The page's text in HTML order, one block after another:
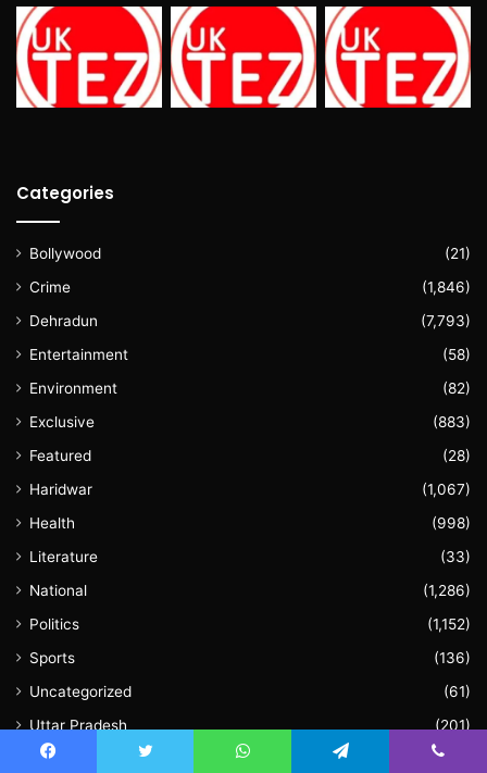
Categories
Bollywood
(21)
Crime
(1,846)
Dehradun
(7,793)
Entertainment
(58)
Environment
(82)
Exclusive
(883)
Featured
(28)
Haridwar
(1,067)
Health
(998)
Literature
(33)
National
(1,286)
Politics
(1,152)
Sports
(136)
Uncategorized
(61)
Uttar Pradesh
(201)
Uttarakhand
(5,600)